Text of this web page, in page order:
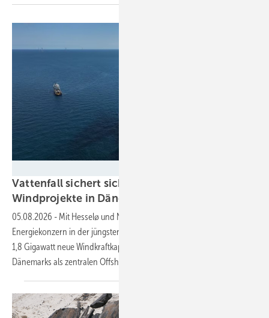
Vattenfall sichert sich zwei große Offshore-
Windprojekte in Dänemark
05.08.2026 - Mit Hesselø und North Sea I Mid gewinnt der
Energiekonzern in der jüngsten dänischen Ausschreibung mindestens
1,8 Gigawatt neue Windkraftkapazität. Die Projekte sollen die Rolle
Dänemarks als zentralen Offshore-Standort weiter